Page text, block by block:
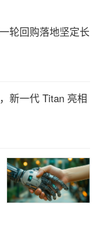
轮回购落地坚定长
新一代 Titan 亮相